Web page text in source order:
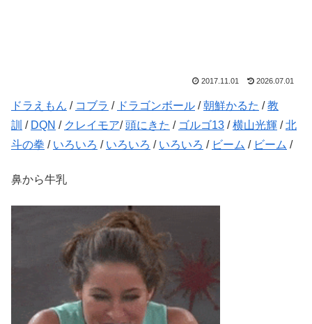
2017.11.01 2026.07.01
ドラえもん / コブラ / ドラゴンボール /朝鮮かるた /教
訓
/ DQN / クレイモア/頭にきた / ゴルゴ13 /横山光輝 /北
斗の拳 / いろいろ / いろいろ / いろいろ / ビーム / ビーム /
鼻から牛乳